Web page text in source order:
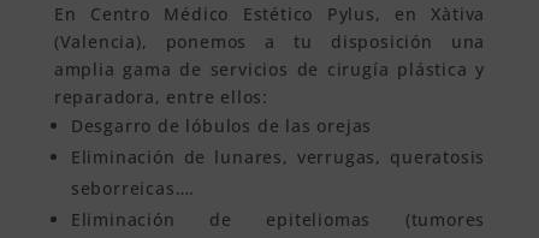
En Centro Médico Estético Pylus, en Xàtiva
(Valencia), ponemos a tu disposición una
amplia gama de servicios de cirugía plástica y
reparadora, entre ellos:
Desgarro de lóbulos de las orejas
Eliminación de lunares, verrugas, queratosis
seborreicas….
Eliminación de epiteliomas (tumores